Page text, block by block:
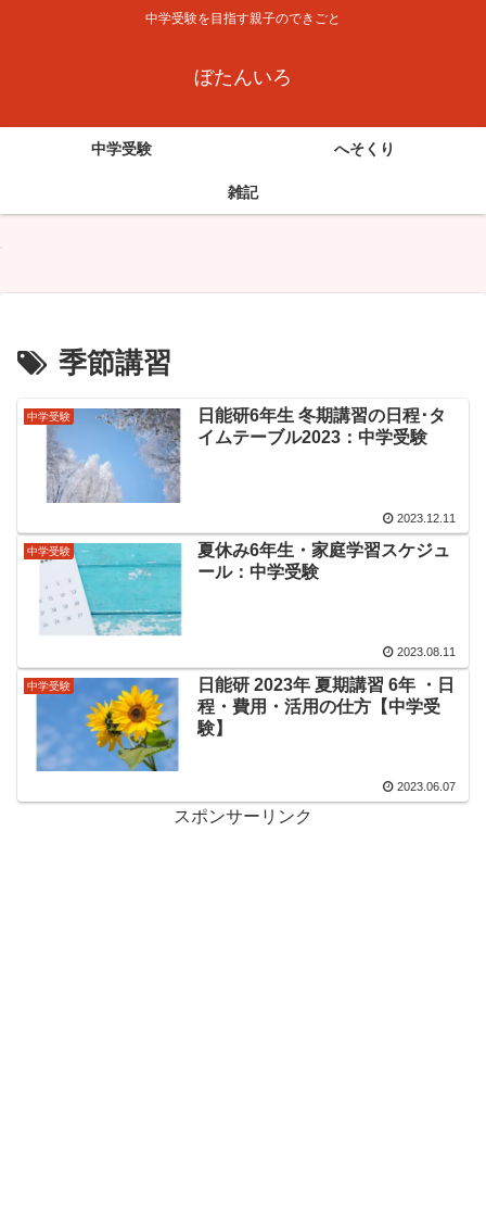
中学受験を目指す親子のできごと
ぼたんいろ
中学受験 へそくり
雑記
季節講習
中学受験
日能研6年生 冬期講習の日程･タ
イムテーブル2023：中学受験
2023.12.11
中学受験
夏休み6年生・家庭学習スケジュ
ール：中学受験
2023.08.11
中学受験
日能研 2023年 夏期講習 6年 ・日
程・費用・活用の仕方【中学受
験】
2023.06.07
スポンサーリンク